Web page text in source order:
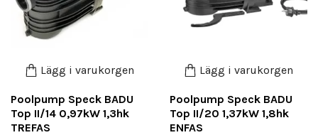
Lägg i varukorgen
Poolpump Speck BADU
Top II/14 0,97kW 1,3hk
TREFAS
Lägg i varukorgen
Poolpump Speck BADU
Top II/20 1,37kW 1,8hk
ENFAS